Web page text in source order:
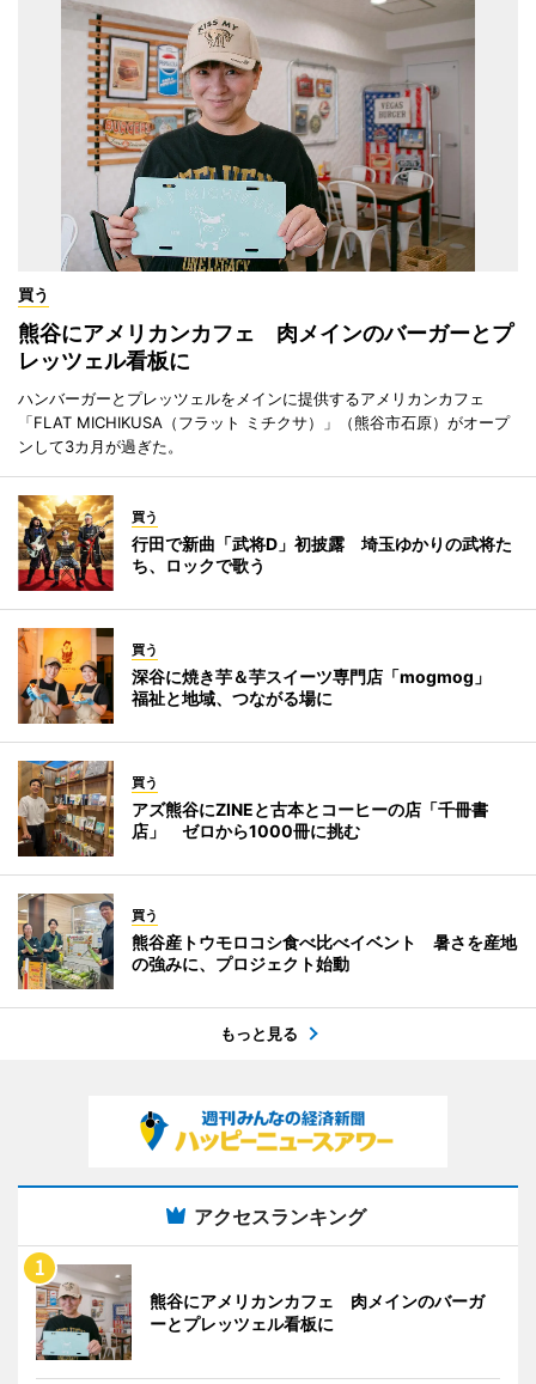
買う
熊谷にアメリカンカフェ 肉メインのバーガーとプ
レッツェル看板に
ハンバーガーとプレッツェルをメインに提供するアメリカンカフェ
「FLAT MICHIKUSA（フラット ミチクサ）」（熊谷市石原）がオープ
ンして3カ月が過ぎた。
買う
行田で新曲「武将D」初披露 埼玉ゆかりの武将た
ち、ロックで歌う
買う
深谷に焼き芋＆芋スイーツ専門店「mogmog」
福祉と地域、つながる場に
買う
アズ熊谷にZINEと古本とコーヒーの店「千冊書
店」 ゼロから1000冊に挑む
買う
熊谷産トウモロコシ食べ比べイベント 暑さを産地
の強みに、プロジェクト始動
もっと見る
アクセスランキング
熊谷にアメリカンカフェ 肉メインのバーガ
ーとプレッツェル看板に